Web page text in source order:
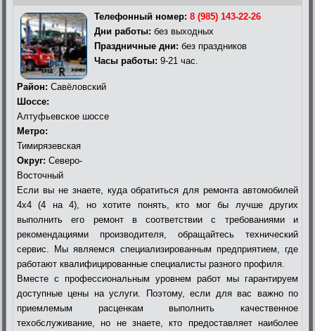
Телефонный номер: 8 (985) 143-22-26
Дни работы: без выходных
Праздничные дни: без праздников
Часы работы: 9-21 час.
Район: Савёловский
Шоссе:
Алтуфьевское шоссе
Метро:
Тимирязевская
Округ: Северо-
Восточный
Если вы не знаете, куда обратиться для ремонта автомобилей
4х4 (4 на 4), но хотите понять, кто мог бы лучше других
выполнить его ремонт в соответствии с требованиями и
рекомендациями производителя, обращайтесь технический
сервис. Мы являемся специализированным предприятием, где
работают квалифицированные специалисты разного профиля.
Вместе с профессиональным уровнем работ мы гарантируем
доступные цены на услуги. Поэтому, если для вас важно по
приемлемым расценкам выполнить качественное
техобслуживание, но не знаете, кто предоставляет наиболее